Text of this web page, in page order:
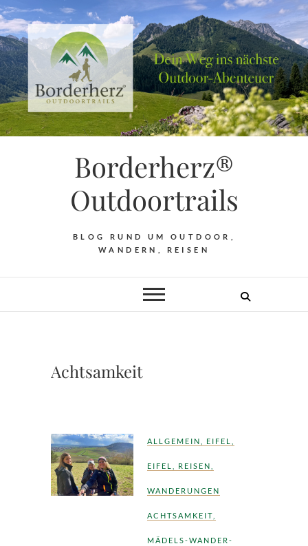
Borderherz®
Outdoortrails
BLOG RUND UM OUTDOOR,
WANDERN, REISEN
Achtsamkeit
ALLGEMEIN EIFEL
EIFEL REISEN
WANDERUNGEN
ACHTSAMKEIT
MÄDELS-WANDER-